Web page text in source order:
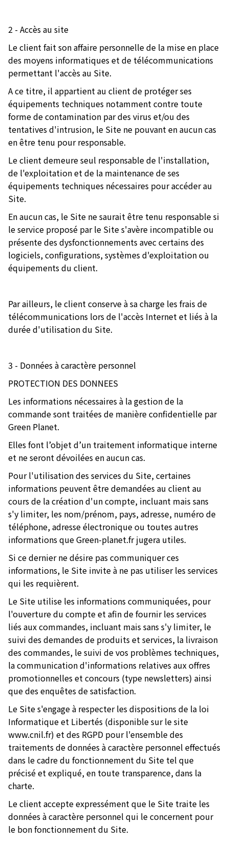
2 - Accès au site
Le client fait son affaire personnelle de la mise en place
des moyens informatiques et de télécommunications
permettant l'accès au Site.
A ce titre, il appartient au client de protéger ses
équipements techniques notamment contre toute
forme de contamination par des virus et/ou des
tentatives d'intrusion, le Site ne pouvant en aucun cas
en être tenu pour responsable.
Le client demeure seul responsable de l'installation,
de l'exploitation et de la maintenance de ses
équipements techniques nécessaires pour accéder au
Site.
En aucun cas, le Site ne saurait être tenu responsable si
le service proposé par le Site s'avère incompatible ou
présente des dysfonctionnements avec certains des
logiciels, configurations, systèmes d'exploitation ou
équipements du client.
Par ailleurs, le client conserve à sa charge les frais de
télécommunications lors de l'accès Internet et liés à la
durée d'utilisation du Site.
3 - Données à caractère personnel
PROTECTION DES DONNEES
Les informations nécessaires à la gestion de la
commande sont traitées de manière confidentielle par
Green Planet.
Elles font l’objet d’un traitement informatique interne
et ne seront dévoilées en aucun cas.
Pour l'utilisation des services du Site, certaines
informations peuvent être demandées au client au
cours de la création d'un compte, incluant mais sans
s'y limiter, les nom/prénom, pays, adresse, numéro de
téléphone, adresse électronique ou toutes autres
informations que Green-planet.fr jugera utiles.
Si ce dernier ne désire pas communiquer ces
informations, le Site invite à ne pas utiliser les services
qui les requièrent.
Le Site utilise les informations communiquées, pour
l'ouverture du compte et afin de fournir les services
liés aux commandes, incluant mais sans s'y limiter, le
suivi des demandes de produits et services, la livraison
des commandes, le suivi de vos problèmes techniques,
la communication d'informations relatives aux offres
promotionnelles et concours (type newsletters) ainsi
que des enquêtes de satisfaction.
Le Site s'engage à respecter les dispositions de la loi
Informatique et Libertés (disponible sur le site
www.cnil.fr) et des RGPD pour l'ensemble des
traitements de données à caractère personnel effectués
dans le cadre du fonctionnement du Site tel que
précisé et expliqué, en toute transparence, dans la
charte.
Le client accepte expressément que le Site traite les
données à caractère personnel qui le concernent pour
le bon fonctionnement du Site.